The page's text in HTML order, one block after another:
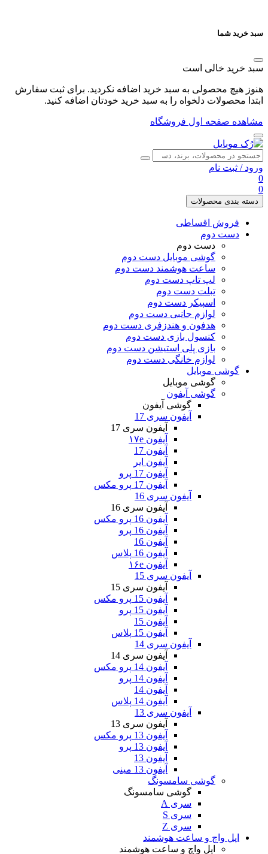
سبد خرید شما
سبد خرید خالی است
هنوز هیچ محصولی به سبد خرید اضافه نکردید. برای ثبت سفارش
ابتدا محصولات دلخواه را به سبد خرید خودتان اضافه کنید.
مشاهده صفحه اول فروشگاه
ورود / ثبت نام
0
0
دسته بندی محصولات
فروش اقساطی
دست دوم
دست دوم
گوشی موبایل دست دوم
ساعت هوشمند دست دوم
لپ تاپ دست دوم
تبلت دست دوم
اسپیکر دست دوم
لوازم جانبی دست دوم
هدفون و هندزفری دست دوم
کنسول بازی دست دوم
بازی پلی استیشن دست دوم
لوازم خانگی دست دوم
گوشی موبایل
گوشی موبایل
گوشی آیفون
گوشی آیفون
آیفون سری 17
آیفون سری 17
آیفون ۱۷e
آیفون 17
آیفون ایر
آیفون 17 پرو
آیفون 17 پرو مکس
آیفون سری 16
آیفون سری 16
آیفون 16 پرو مکس
آیفون 16 پرو
آیفون 16
آیفون 16 پلاس
آیفون ۱۶e
آیفون سری 15
آیفون سری 15
آیفون 15 پرو مکس
آیفون 15 پرو
آیفون 15
آیفون 15 پلاس
آیفون سری 14
آیفون سری 14
آیفون 14 پرو مکس
آیفون 14 پرو
آیفون 14
آیفون 14 پلاس
آیفون سری 13
آیفون سری 13
آیفون 13 پرو مکس
آیفون 13 پرو
آیفون 13
آیفون 13 مینی
گوشی سامسونگ
گوشی سامسونگ
سری A
سری S
سری Z
اپل واچ و ساعت هوشمند
اپل واچ و ساعت هوشمند